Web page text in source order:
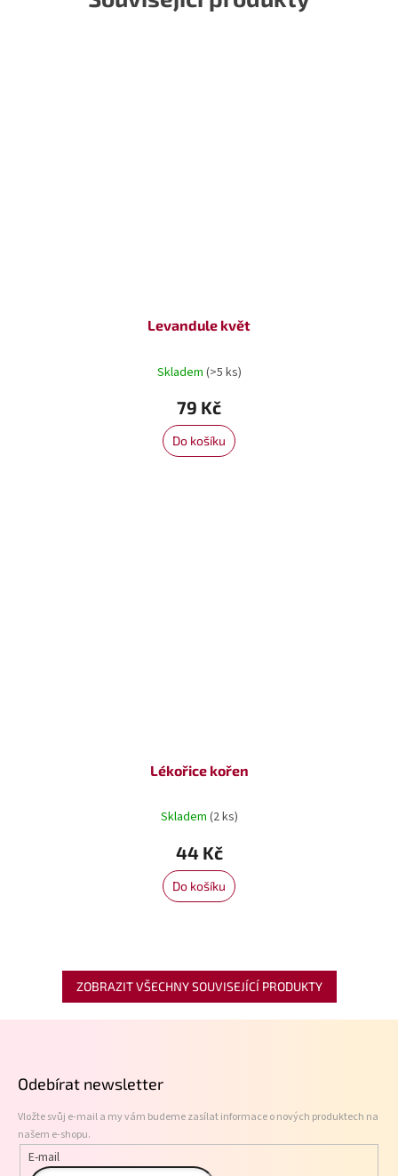
Levandule květ
Skladem (>5 ks)
79 Kč
Do košíku
Lékořice kořen
Skladem (2 ks)
44 Kč
Do košíku
ZOBRAZIT VŠECHNY SOUVISEJÍCÍ PRODUKTY
Odebírat newsletter
Vložte svůj e-mail a my vám budeme zasílat informace o nových produktech na
našem e-shopu.
E-mail